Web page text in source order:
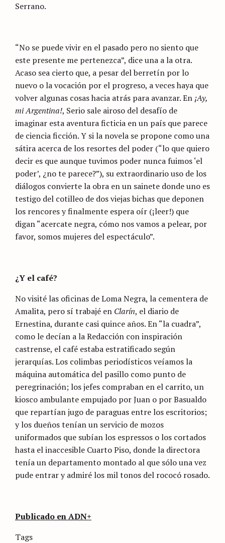
Serrano.
“No se puede vivir en el pasado pero no siento que
este presente me pertenezca”, dice una a la otra.
Acaso sea cierto que, a pesar del berretín por lo
nuevo o la vocación por el progreso, a veces haya que
volver algunas cosas hacia atrás para avanzar. En ¡Ay,
mi Argentina!, Serio sale airoso del desafío de
imaginar esta aventura ficticia en un país que parece
de ciencia ficción. Y si la novela se propone como una
sátira acerca de los resortes del poder (“lo que quiero
decir es que aunque tuvimos poder nunca fuimos ‘el
poder’, ¿no te parece?”), su extraordinario uso de los
diálogos convierte la obra en un sainete donde uno es
testigo del cotilleo de dos viejas bichas que deponen
los rencores y finalmente espera oír (¡leer!) que
digan “acercate negra, cómo nos vamos a pelear, por
favor, somos mujeres del espectáculo”.
¿Y el café?
No visité las oficinas de Loma Negra, la cementera de
Amalita, pero sí trabajé en Clarín, el diario de
Ernestina, durante casi quince años. En “la cuadra”,
como le decían a la Redacción con inspiración
castrense, el café estaba estratificado según
jerarquías. Los colimbas periodísticos veíamos la
máquina automática del pasillo como punto de
peregrinación; los jefes compraban en el carrito, un
kiosco ambulante empujado por Juan o por Basualdo
que repartían jugo de paraguas entre los escritorios;
y los dueños tenían un servicio de mozos
uniformados que subían los espressos o los cortados
hasta el inaccesible Cuarto Piso, donde la directora
tenía un departamento montado al que sólo una vez
pude entrar y admiré los mil tonos del rococó rosado.
Publicado en ADN+
Categories
Tags